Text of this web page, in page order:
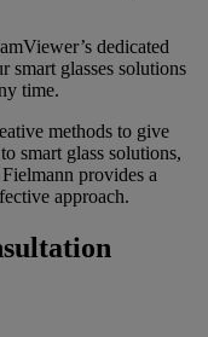
dedicated
smart glasses solutions
time.
methods to give
smart glass solutions,
provides a
approach.